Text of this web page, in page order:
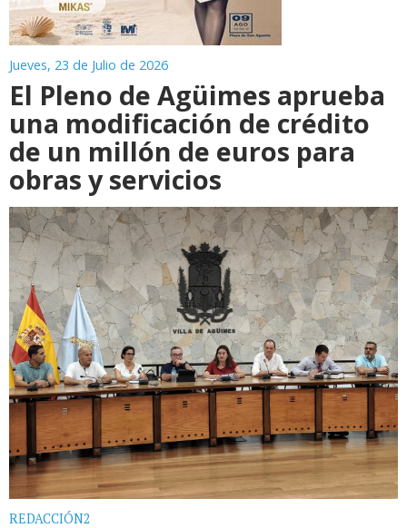
Jueves, 23 de Julio de 2026
El Pleno de Agüimes aprueba
una modificación de crédito
de un millón de euros para
obras y servicios
REDACCIÓN2